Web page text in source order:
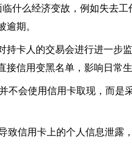
什么经济变故，例如失去
期。
持卡人的交易会进行进一步
信用变黑名单，影响日常生
不会使用信用卡取现，而是
信用卡上的个人信息泄露